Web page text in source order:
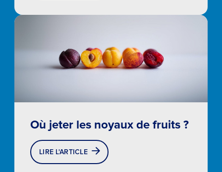
Autre
Suivant
Où jeter les noyaux de fruits ?
LIRE L'ARTICLE